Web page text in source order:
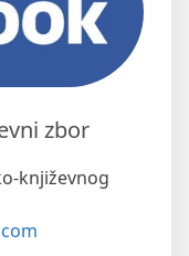
zbor
književnog